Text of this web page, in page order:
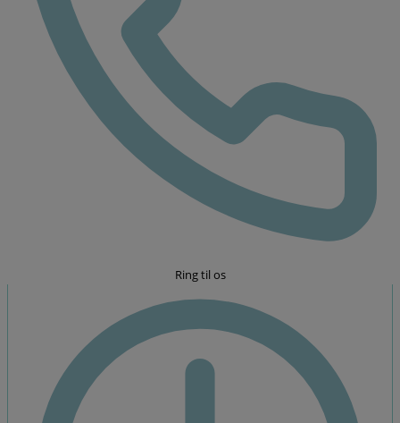
borer et lille
hul i tanden
og derefter
bruger
specielle
instrumenter
til at fjerne
bakterier og
rodkanalen
med et
materiale,
Ring til os